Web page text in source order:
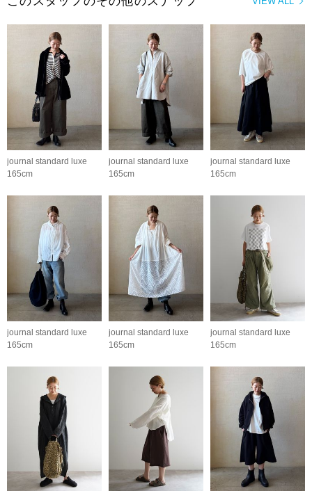
journal standard luxe
165cm
journal standard luxe
165cm
journal standard luxe
165cm
journal standard luxe
165cm
journal standard luxe
165cm
journal standard luxe
165cm